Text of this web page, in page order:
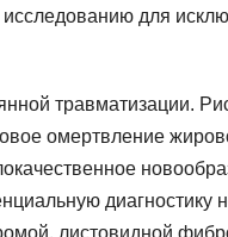
для
травматизации.
омертвление
диагностику